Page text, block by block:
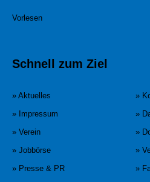
Vorlesen
Schnell zum Ziel
» Aktuelles
»
» Impressum
»
» Verein
»
» Jobbörse
»
» Presse & PR
»